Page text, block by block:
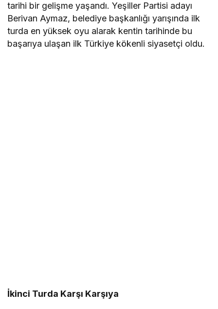
tarihi bir gelişme yaşandı. Yeşiller Partisi adayı
Berivan Aymaz, belediye başkanlığı yarışında ilk
turda en yüksek oyu alarak kentin tarihinde bu
başarıya ulaşan ilk Türkiye kökenli siyasetçi oldu.
İkinci Turda Karşı Karşıya